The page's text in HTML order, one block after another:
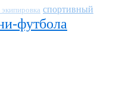
спортивный
футбола